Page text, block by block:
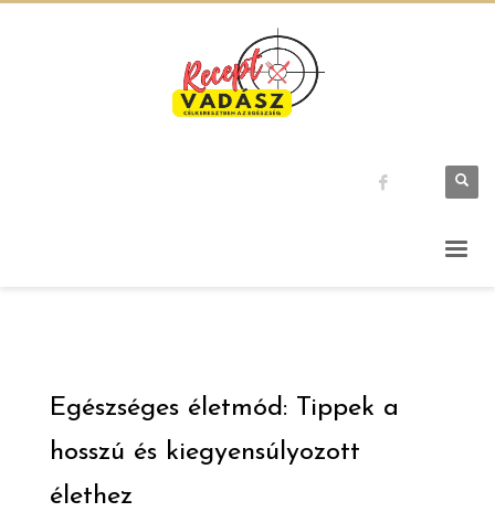
Egészséges életmód: Tippek a
hosszú és kiegyensúlyozott
élethez